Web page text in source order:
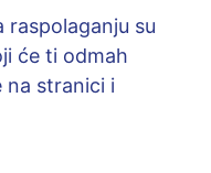
raspolaganju su
će ti odmah
na stranici i